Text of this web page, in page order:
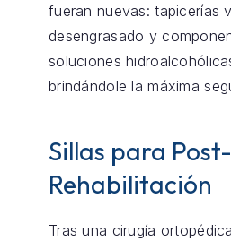
fueran nuevas: tapicerías
desengrasado y
soluciones
brindándole la máxima
Sillas para
Rehabilitación
Tras una cirugía